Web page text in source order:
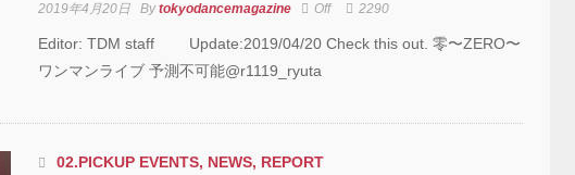
Field Project ダンス
公演「動態 ‒
DREAMS ONEMAN
2019年4月20日 Bytokyodancemagazine Off 2290
Editor: TDM staff Update:2019/04/20 Check this out. 零〜ZERO〜
ワンマンライブ 予測不可能@r1119_ryuta
02.PICKUP EVENTS, NEWS, REPORT